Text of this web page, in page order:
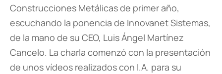
Construcciones Metálicas de primer año,
escuchando la ponencia de Innovanet Sistemas,
de la mano de su CEO, Luis Ángel Martínez
Cancelo. La charla comenzó con la presentación
de unos vídeos realizados con I.A. para su